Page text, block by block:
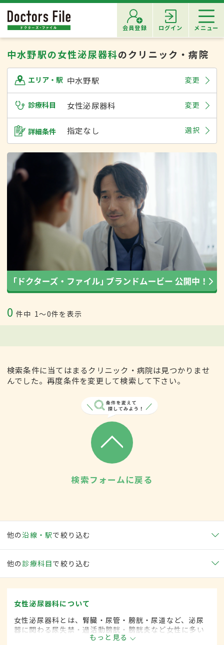
会員登録 ログイン メニュー
中水野駅の女性泌尿器科のクリニック・病院
エリア・駅 中水野駅 変更
診療科目 女性泌尿器科 変更
詳細条件 指定なし 選択
0 件中 1〜0件を表示
検索条件に当てはまるクリニック・病院は見つかりませ
んでした。再度条件を変更して検索して下さい。
検索フォームに戻る
他の沿線・駅で絞り込む
他の 診療科目で絞り込む
女性泌尿器科について
女性泌尿器科とは、腎臓・尿管・膀胱・尿道など、泌尿
器に関わる尿失禁・過活動膀胱・膀胱炎など女性に多い
とされる疾患を専門的に取り扱います。
もっと見る